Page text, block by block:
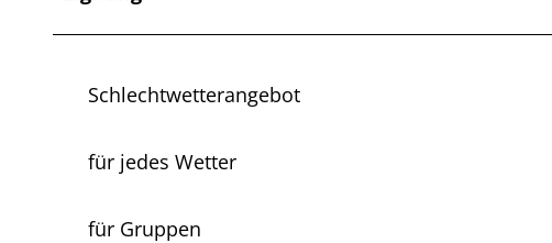
Schlechtwetterangebot
für jedes Wetter
für Gruppen